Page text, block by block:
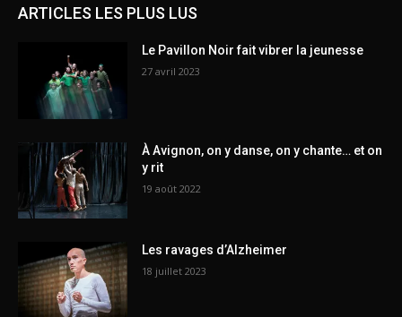
ARTICLES LES PLUS LUS
Le Pavillon Noir fait vibrer la jeunesse
27 avril 2023
À Avignon, on y danse, on y chante… et on
y rit
19 août 2022
Les ravages d’Alzheimer
18 juillet 2023